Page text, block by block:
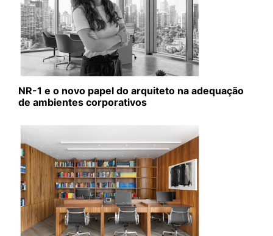
NR-1 e o novo papel do arquiteto na adequação
de ambientes corporativos